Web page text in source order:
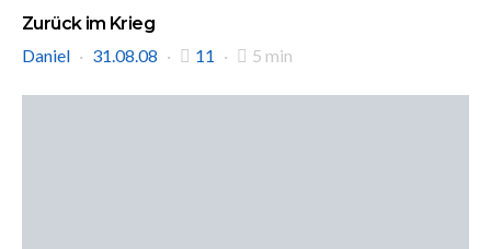
Zurück im Krieg
Daniel
31.08.08 11 5 min